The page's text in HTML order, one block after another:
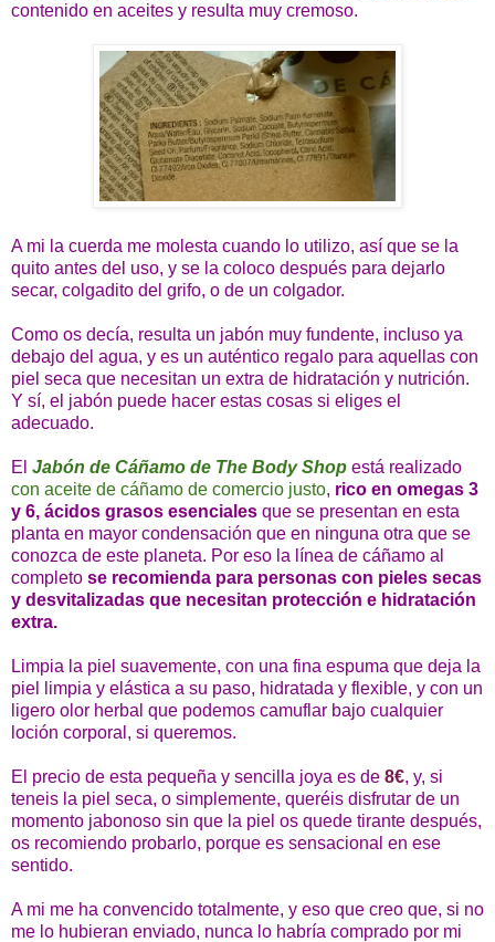
contenido en aceites y resulta muy cremoso.
A mi la cuerda me molesta cuando lo utilizo, así que se la
quito antes del uso, y se la coloco después para dejarlo
secar, colgadito del grifo, o de un colgador.
Como os decía, resulta un jabón muy fundente, incluso ya
debajo del agua, y es un auténtico regalo para aquellas con
piel seca que necesitan un extra de hidratación y nutrición.
Y sí, el jabón puede hacer estas cosas si eliges el
adecuado.
El Jabón de Cáñamo de The Body Shop está realizado
con aceite de cáñamo de comercio justo, rico en omegas 3
y 6, ácidos grasos esenciales que se presentan en esta
planta en mayor condensación que en ninguna otra que se
conozca de este planeta. Por eso la línea de cáñamo al
completo se recomienda para personas con pieles secas
y desvitalizadas que necesitan protección e hidratación
extra.
Limpia la piel suavemente, con una fina espuma que deja la
piel limpia y elástica a su paso, hidratada y flexible, y con un
ligero olor herbal que podemos camuflar bajo cualquier
loción corporal, si queremos.
El precio de esta pequeña y sencilla joya es de 8€, y, si
teneis la piel seca, o simplemente, queréis disfrutar de un
momento jabonoso sin que la piel os quede tirante después,
os recomiendo probarlo, porque es sensacional en ese
sentido.
A mi me ha convencido totalmente, y eso que creo que, si no
me lo hubieran enviado, nunca lo habría comprado por mi